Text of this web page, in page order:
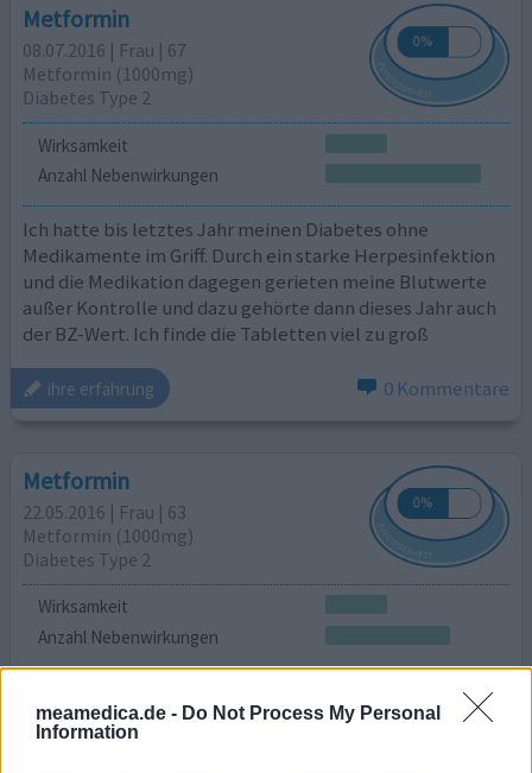
meamedica.de - Do Not Process My Personal
Information
Metformin
08.07.2016 | Frau | 67
Metformin (1000mg)
Diabetes Type 2
Wirksamkeit
Anzahl Nebenwirkungen
Ich hatte bis letztes Jahr meinen Diabetes ohne
Medikamente im Griff. Durch ein starke Herpesinfektion
und die Medikation dagegen gerieten meine Blutwerte
außer Kontrolle und dazu gehörte dann dieses Jahr auch
der BZ-Wert. Ich finde die Tabletten viel zu groß
ihre erfahrung 0 Kommentare
Metformin
22.05.2016 | Frau | 63
Metformin (1000mg)
Diabetes Type 2
Wirksamkeit
Anzahl Nebenwirkungen
Ausnahme war 8,2. / 2012. Nüchtern liegt der Wert so bei
140-150. Mein Medikamet ist Metformin-Atid 1000mg. Die